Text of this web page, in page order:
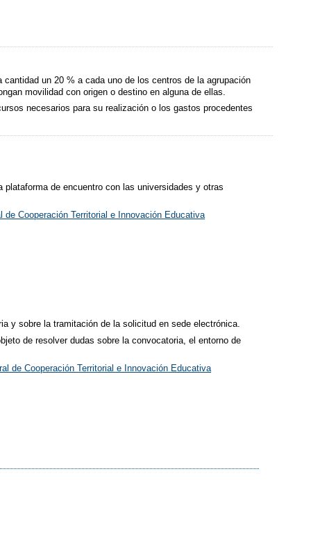
un 20 % a cada uno de los centros de la agrupación
movilidad con origen o destino en alguna de ellas.
necesarios para su realización o los gastos procedentes
de encuentro con las universidades y otras
de Cooperación Territorial e Innovación Educativa
y sobre la tramitación de la solicitud en sede electrónica.
de resolver dudas sobre la convocatoria, el entorno de
de Cooperación Territorial e Innovación Educativa